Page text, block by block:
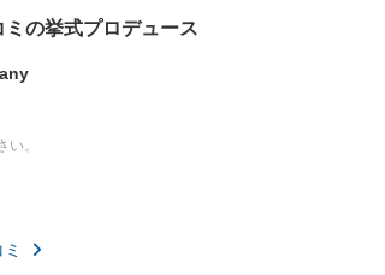
ミの挙式プロデュース
。